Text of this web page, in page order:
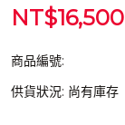
NT$16,500
商品編號:
供貨狀況: 尚有庫存